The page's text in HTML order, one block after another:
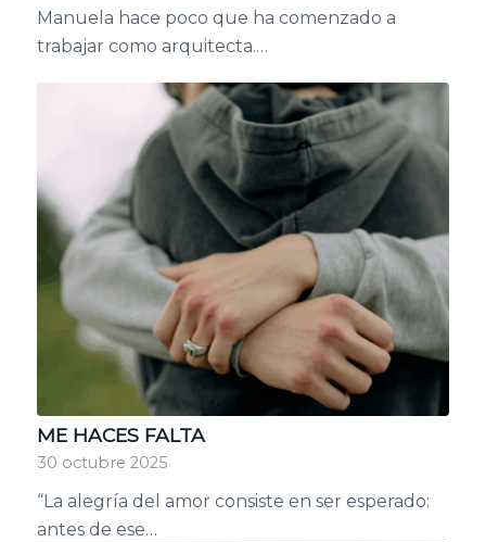
Manuela hace poco que ha comenzado a
trabajar como arquitecta.…
ME HACES FALTA
30 octubre 2025
“La alegría del amor consiste en ser esperado:
antes de ese…